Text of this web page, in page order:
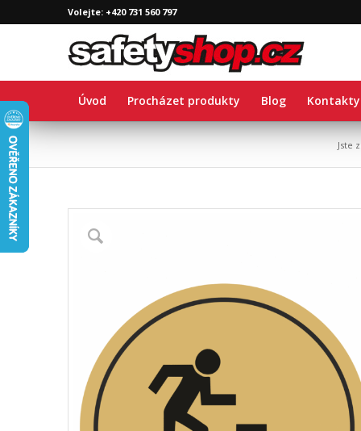
Volejte: +420 731 560 797
Úvod Procházet produkty Blog Kontakty
Jste